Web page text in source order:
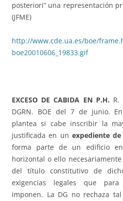
posteriori” una representación
(JFME)
http://www.cde.ua.es/boe/
boe20010606_19833.gif
EXCESO DE CABIDA EN P.H.
DGRN. BOE del 7 de junio.
plantea si cabe inscribir la
justificada en un expediente
forma parte de un edificio
horizontal o ello
del título constitutivo de
exigencias legales que
imponen. La DG no rechaza